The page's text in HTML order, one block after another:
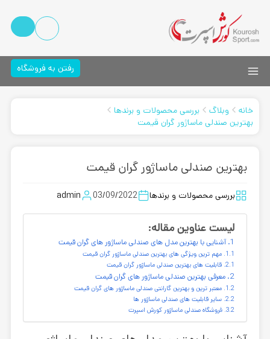
رفتن به فروشگاه
خانه وبلاگ
بررسی محصولات و برندها
بهترین صندلی ماساژور گران قیمت
بهترین صندلی ماساژور گران قیمت
بررسی محصولات و برندها 03/09/2022
admin
لیست عناوین مقاله:
آشنایی با بهترین مدل های صندلی ماساژور های گران قیمت
مهم ترین ویژگی های بهترین صندلی ماساژور گران قیمت
قابلیت های بهترین صندلی ماساژور گران قیمت
معرفی بهترین صندلی ماساژور های گران قیمت
معتبر ترین و بهترین گارانتی صندلی ماساژور های گران قیمت
سایر قابلیت های صندلی ماساژور ها
فروشگاه صندلی ماساژور کورش اسپرت